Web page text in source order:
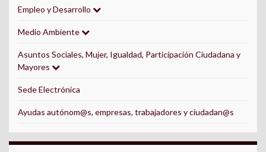
Empleo y Desarrollo
Medio Ambiente
Asuntos Sociales, Mujer, Igualdad, Participación Ciudadana y
Mayores
Sede Electrónica
Ayudas autónom@s, empresas, trabajadores y ciudadan@s